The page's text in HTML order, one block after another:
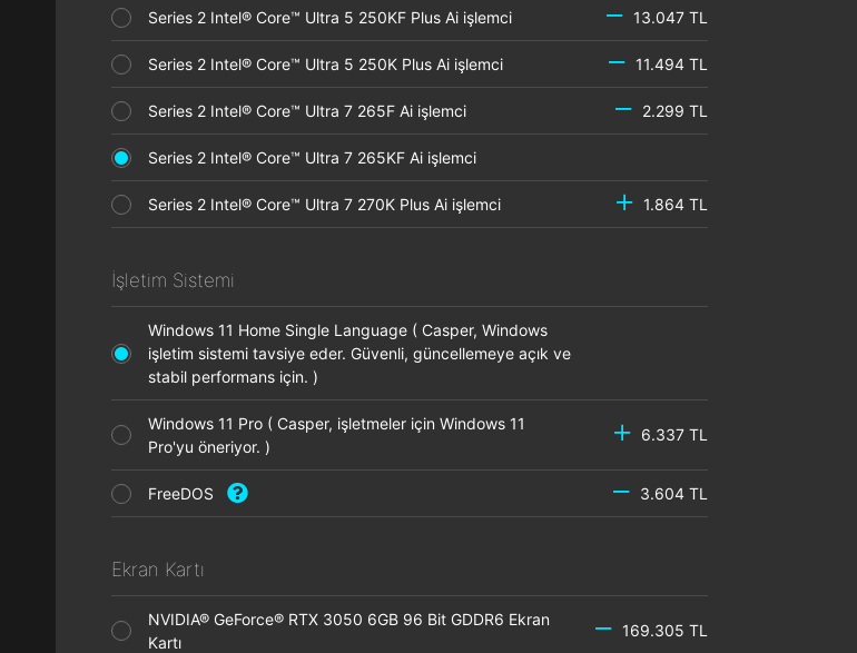
Series 2 Intel® Core™ Ultra 5 250KF Plus Ai işlemci 13.047 TL
Series 2 Intel® Core™ Ultra 5 250K Plus Ai işlemci 11.494 TL
Series 2 Intel® Core™ Ultra 7 265F Ai işlemci 2.299 TL
Series 2 Intel® Core™ Ultra 7 265KF Ai işlemci
Series 2 Intel® Core™ Ultra 7 270K Plus Ai işlemci 1.864 TL
İşletim Sistemi
Windows 11 Home Single Language ( Casper, Windows
işletim sistemi tavsiye eder. Güvenli, güncellemeye açık ve
stabil performans için. )
Windows 11 Pro ( Casper, işletmeler için Windows 11
Pro'yu öneriyor. )
6.337 TL
FreeDOS 3.604 TL
Ekran Kartı
NVIDIA® GeForce® RTX 3050 6GB 96 Bit GDDR6 Ekran
Kartı
169.305 TL